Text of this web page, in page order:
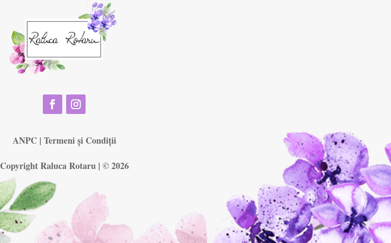
ANPC | Termeni și Condiții
Copyright Raluca Rotaru | © 2026